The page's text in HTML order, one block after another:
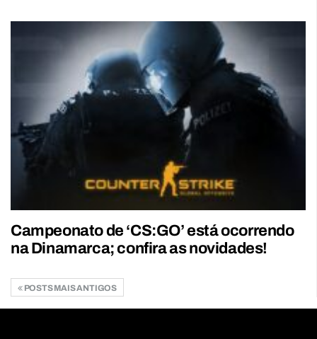
Campeonato de ‘CS:GO’ está ocorrendo
na Dinamarca; confira as novidades!
POSTS MAIS ANTIGOS